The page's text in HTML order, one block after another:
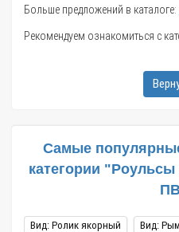
Больше предложений в каталоге:
Рекомендуем ознакомиться с
Самые
категории
Вид: Ролик якорный
Вид: